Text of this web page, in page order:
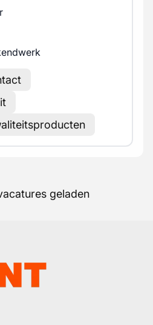
geladen